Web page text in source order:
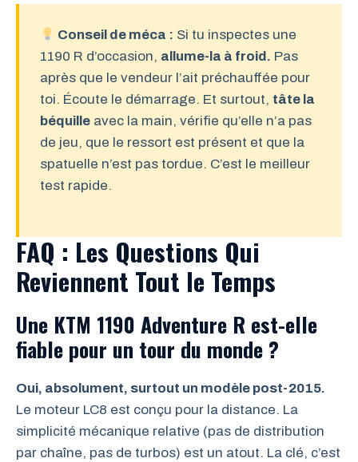
Conseil de méca : Si tu inspectes une
1190 R d’occasion, allume-la à froid. Pas
après que le vendeur l’ait préchauffée pour
toi. Écoute le démarrage. Et surtout, tâte la
béquilleavec la main, vérifie qu’elle n’a pas
de jeu, que le ressort est présent et que la
spatuelle n’est pas tordue. C’est le meilleur
test rapide.
FAQ : Les Questions Qui
Reviennent Tout le Temps
Une KTM 1190 Adventure R est-elle
fiable pour un tour du monde ?
Oui, absolument, surtout un modèle post-2015.
Le moteur LC8 est conçu pour la distance. La
simplicité mécanique relative (pas de distribution
par chaîne, pas de turbos) est un atout. La clé, c’est